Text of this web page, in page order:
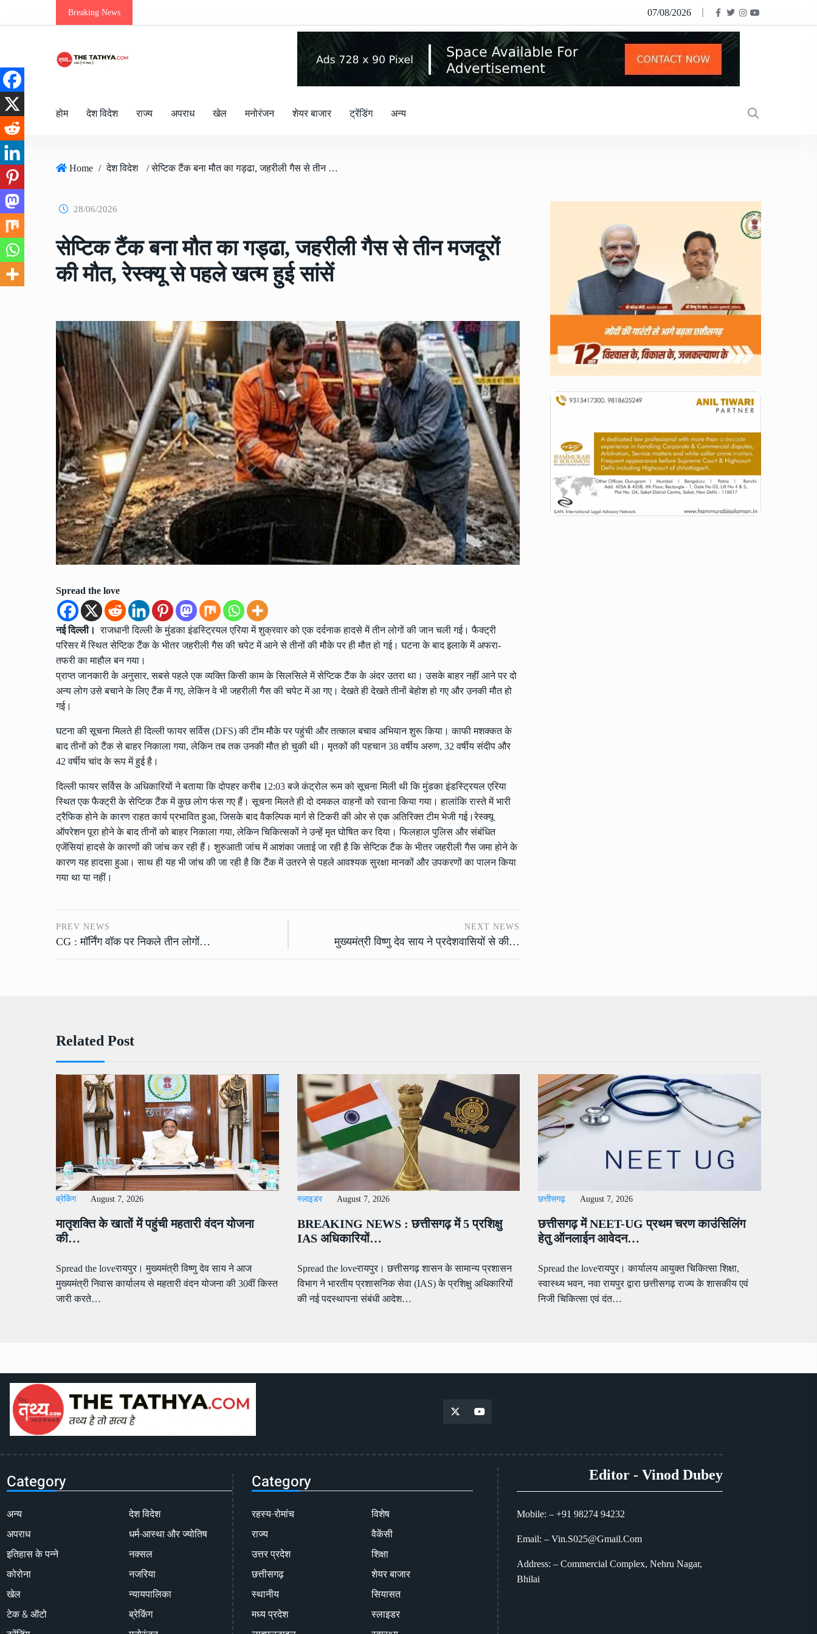
Breaking News 07/08/2026
होम देश विदेश राज्य अपराध खेल मनोरंजन शेयर बाजार ट्रेंडिंग अन्य
Home / देश विदेश / सेप्टिक टैंक बना मौत का गड्ढा, जहरीली गैस से तीन मजदूरों की मौत, रेस्क्यू से पहले खत्म हुई सांसें
28/06/2026
सेप्टिक टैंक बना मौत का गड्ढा, जहरीली गैस से तीन मजदूरों
की मौत, रेस्क्यू से पहले खत्म हुई सांसें
Spread the love
नई दिल्ली। राजधानी दिल्ली के मुंडका इंडस्ट्रियल एरिया में शुक्रवार को एक दर्दनाक हादसे में तीन लोगों की जान चली गई। फैक्ट्री
परिसर में स्थित सेप्टिक टैंक के भीतर जहरीली गैस की चपेट में आने से तीनों की मौके पर ही मौत हो गई। घटना के बाद इलाके में अफरा-
तफरी का माहौल बन गया।
प्राप्त जानकारी के अनुसार, सबसे पहले एक व्यक्ति किसी काम के सिलसिले में सेप्टिक टैंक के अंदर उतरा था। उसके बाहर नहीं आने पर दो
अन्य लोग उसे बचाने के लिए टैंक में गए, लेकिन वे भी जहरीली गैस की चपेट में आ गए। देखते ही देखते तीनों बेहोश हो गए और उनकी मौत हो
गई।
घटना की सूचना मिलते ही दिल्ली फायर सर्विस (DFS) की टीम मौके पर पहुंची और तत्काल बचाव अभियान शुरू किया। काफी मशक्कत के
बाद तीनों को टैंक से बाहर निकाला गया, लेकिन तब तक उनकी मौत हो चुकी थी। मृतकों की पहचान 38 वर्षीय अरुण, 32 वर्षीय संदीप और
42 वर्षीय चांद के रूप में हुई है।
दिल्ली फायर सर्विस के अधिकारियों ने बताया कि दोपहर करीब 12:03 बजे कंट्रोल रूम को सूचना मिली थी कि मुंडका इंडस्ट्रियल एरिया
स्थित एक फैक्ट्री के सेप्टिक टैंक में कुछ लोग फंस गए हैं। सूचना मिलते ही दो दमकल वाहनों को रवाना किया गया। हालांकि रास्ते में भारी
ट्रैफिक होने के कारण राहत कार्य प्रभावित हुआ, जिसके बाद वैकल्पिक मार्ग से टिकरी की ओर से एक अतिरिक्त टीम भेजी गई।रेस्क्यू
ऑपरेशन पूरा होने के बाद तीनों को बाहर निकाला गया, लेकिन चिकित्सकों ने उन्हें मृत घोषित कर दिया। फिलहाल पुलिस और संबंधित
एजेंसियां हादसे के कारणों की जांच कर रही हैं। शुरुआती जांच में आशंका जताई जा रही है कि सेप्टिक टैंक के भीतर जहरीली गैस जमा होने के
कारण यह हादसा हुआ। साथ ही यह भी जांच की जा रही है कि टैंक में उतरने से पहले आवश्यक सुरक्षा मानकों और उपकरणों का पालन किया
गया था या नहीं।
PREV NEWS
CG : मॉर्निंग वॉक पर निकले तीन लोगों…
NEXT NEWS
मुख्यमंत्री विष्णु देव साय ने प्रदेशवासियों से की…
Related Post
ब्रेकिंग August 7, 2026
मातृशक्ति के खातों में पहुंची महतारी वंदन योजना
की…
Spread the loveरायपुर। मुख्यमंत्री विष्णु देव साय ने आज
मुख्यमंत्री निवास कार्यालय से महतारी वंदन योजना की 30वीं किस्त
जारी करते…
स्लाइडर August 7, 2026
BREAKING NEWS : छत्तीसगढ़ में 5 प्रशिक्षु
IAS अधिकारियों…
Spread the loveरायपुर। छत्तीसगढ़ शासन के सामान्य प्रशासन
विभाग ने भारतीय प्रशासनिक सेवा (IAS) के प्रशिक्षु अधिकारियों
की नई पदस्थापना संबंधी आदेश…
छत्तीसगढ़ August 7, 2026
छत्तीसगढ़ में NEET-UG प्रथम चरण काउंसिलिंग
हेतु ऑनलाईन आवेदन…
Spread the loveरायपुर। कार्यालय आयुक्त चिकित्सा शिक्षा,
स्वास्थ्य भवन, नवा रायपुर द्वारा छत्तीसगढ़ राज्य के शासकीय एवं
निजी चिकित्सा एवं दंत…
Category
अन्य
अपराध
इतिहास के पन्ने
कोरोना
खेल
टेक & ऑटो
देश विदेश
धर्म-आस्था और ज्योतिष
नक्सल
नजरिया
न्यायपालिका
ब्रेकिंग
Category
रहस्य-रोमांच
राज्य
उत्तर प्रदेश
छत्तीसगढ़
स्थानीय
मध्य प्रदेश
विशेष
वैकेंसी
शिक्षा
शेयर बाजार
सियासत
स्लाइडर
Editor - Vinod Dubey
Mobile: – +91 98274 94232
Email: – Vin.S025@Gmail.Com
Address: – Commercial Complex, Nehru Nagar,
Bhilai